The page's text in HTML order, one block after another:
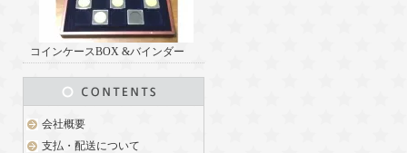
コインケースBOX &バインダー
会社概要
支払・配送について